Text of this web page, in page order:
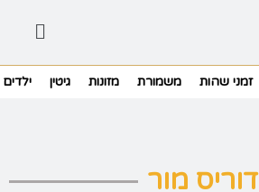
זמני שהות משמורת מזונות גיטין ילדים
דוריס מור